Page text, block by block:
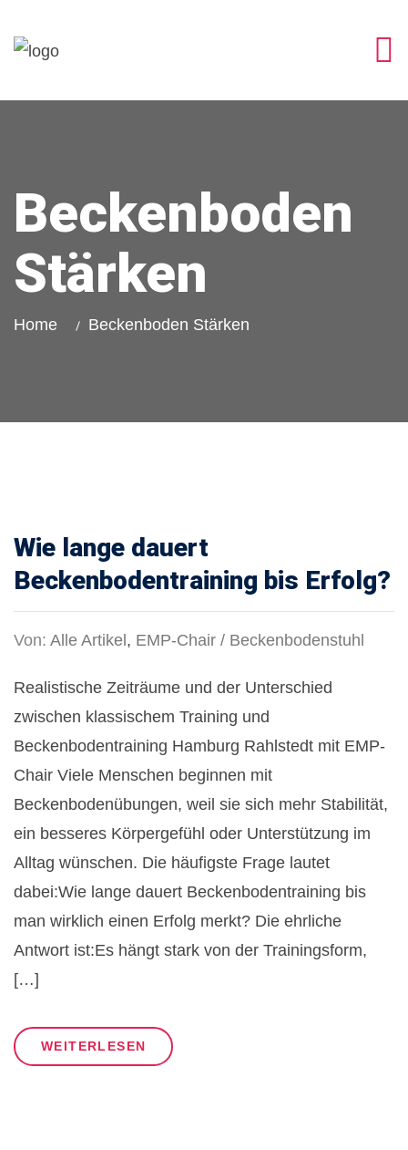
Beckenboden
Stärken
Home Beckenboden Stärken
Wie lange dauert
Beckenbodentraining bis Erfolg?
Von: Alle Artikel , EMP-Chair / Beckenbodenstuhl
Realistische Zeiträume und der Unterschied
zwischen klassischem Training und
Beckenbodentraining Hamburg Rahlstedt mit EMP-
Chair Viele Menschen beginnen mit
Beckenbodenübungen, weil sie sich mehr Stabilität,
ein besseres Körpergefühl oder Unterstützung im
Alltag wünschen. Die häufigste Frage lautet
dabei:Wie lange dauert Beckenbodentraining bis
man wirklich einen Erfolg merkt? Die ehrliche
Antwort ist:Es hängt stark von der Trainingsform,
[…]
WEITERLESEN